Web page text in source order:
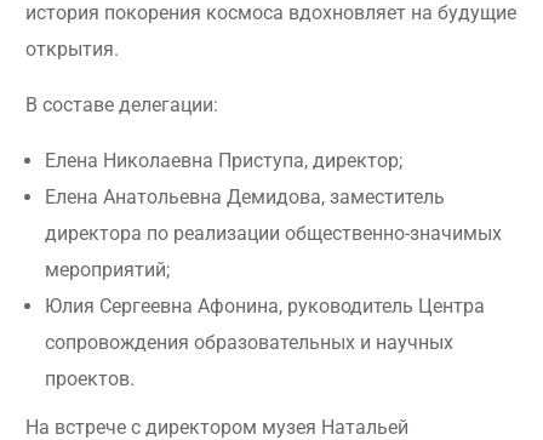
история покорения космоса вдохновляет на будущие
открытия.
В составе делегации:
Елена Николаевна Приступа, директор;
Елена Анатольевна Демидова, заместитель
директора по реализации общественно-значимых
мероприятий;
Юлия Сергеевна Афонина, руководитель Центра
сопровождения образовательных и научных
проектов.
На встрече с директором музея Натальей